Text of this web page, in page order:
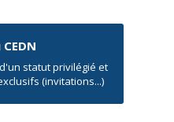
statut privilégié et
(invitations...)